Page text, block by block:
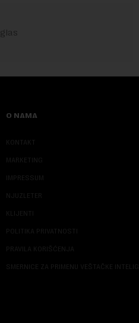
O NAMA
KONTAKT
MARKETING
IMPRESSUM
NJUZLETER
KLIJENTI
POLITIKA PRIVATNOSTI
PRAVILA KORIŠĆENJA
SMERNICE ZA PRIMENU VEŠTAČKE